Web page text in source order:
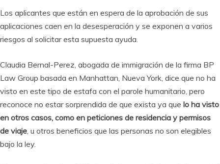
Los aplicantes que están en espera de la aprobación de sus
aplicaciones caen en la desesperación y se exponen a varios
riesgos al solicitar esta supuesta ayuda.
Claudia Bernal-Perez, abogada de immigración de la firma BP
Law Group basada en Manhattan, Nueva York, dice que no ha
visto en este tipo de estafa con el parole humanitario, pero
reconoce no estar sorprendida de que exista ya que lo ha visto
en otros casos, como en peticiones de residencia y permisos
de viaje, u otros beneficios que las personas no son elegibles
bajo la ley.